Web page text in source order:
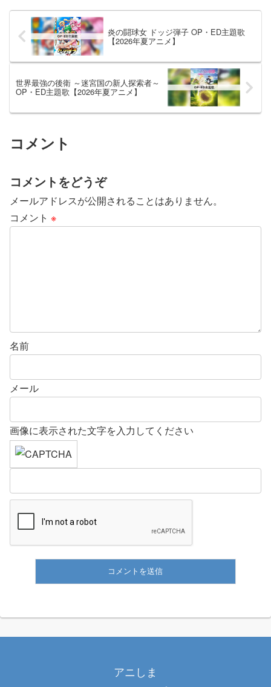
炎の闘球女 ドッジ弾子 OP・ED主題歌
【2026年夏アニメ】
世界最強の後衛 ～迷宮国の新人探索者～
OP・ED主題歌【2026年夏アニメ】
コメント
コメントをどうぞ
メールアドレスが公開されることはありません。
コメント ※
名前
メール
画像に表示された文字を入力してください
アニしま